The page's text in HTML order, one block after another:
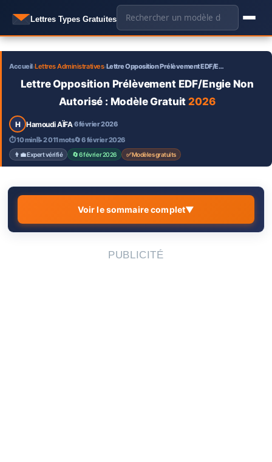
Lettres Types Gratuites 🔍
contenu
Accueil›Lettres Administratives›Lettre Opposition Prélèvement EDF/E…
Lettre Opposition Prélèvement EDF/Engie Non
Autorisé : Modèle Gratuit2026
H Hamoudi AÏFA·6 février 2026
⏱ 10 min📝 2 011 mots🔄 6 février 2026
👨‍💼 Expert vérifié 🔄 6 février 2026 ✅ Modèles gratuits
Voir le sommaire complet▼
PUBLICITÉ